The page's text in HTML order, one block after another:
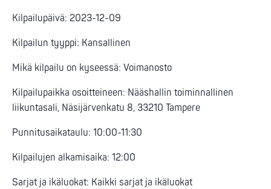
Kilpailupäivä: 2023-12-09
Kilpailun tyyppi: Kansallinen
Mikä kilpailu on kyseessä: Voimanosto
Kilpailupaikka osoitteineen: Nääshallin toiminnallinen
liikuntasali, Näsijärvenkatu 8, 33210 Tampere
Punnitusaikataulu: 10:00-11:30
Kilpailujen alkamisaika: 12:00
Sarjat ja ikäluokat: Kaikki sarjat ja ikäluokat